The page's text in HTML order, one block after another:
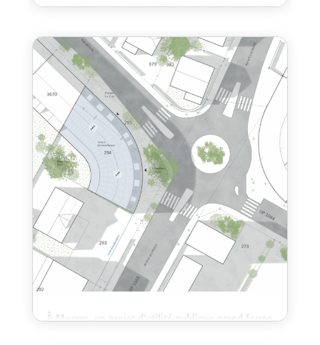
Le supplément Immobilier de 24 Heures et de la Tribune de
formes d'habitat destinées à accompagner le vieillissement
de la population. À cette occasion, Joël Cornuz, Président
de la Coopérative Cité Derrière et...
À Morges, un projet d’utilité publique prend forme